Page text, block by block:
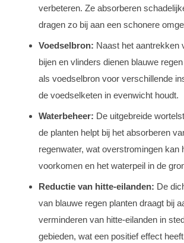
verbeteren. Ze absorberen
dragen zo bij aan een schonere
Voedselbron: Naast het aantrekken
bijen en vlinders dienen blauwe
als voedselbron voor verschillende
de voedselketen in evenwicht houdt.
Waterbeheer: De uitgebreide
de planten helpt bij het absorberen
regenwater, wat overstromingen kan
voorkomen en het waterpeil in de
Reductie van hitte-eilanden: De
van blauwe regen planten draagt bij
verminderen van hitte-eilanden in
gebieden, wat een positief effect